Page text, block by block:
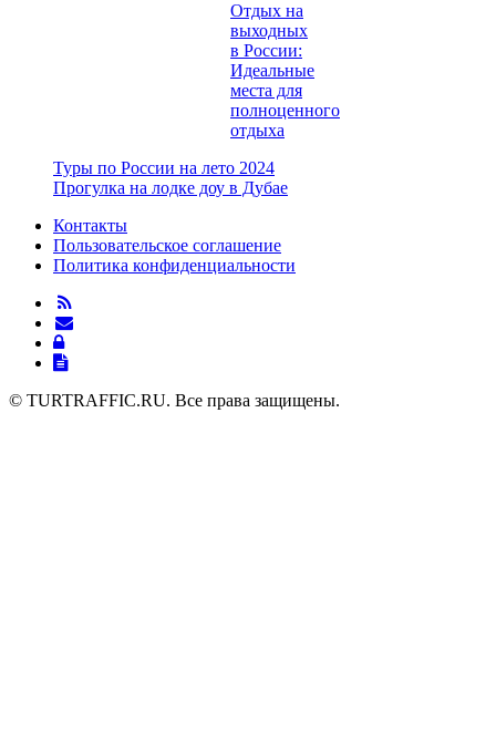
Отдых на
выходных
в России:
Идеальные
места для
полноценного
отдыха
Навигация
по
записям
Предыдущая
запись
Туры по России на лето 2024
Следующая
Прогулка на лодке доу в Дубае
Контакты
Пользовательское соглашение
Политика конфиденциальности
© TURTRAFFIC.RU. Все права защищены.